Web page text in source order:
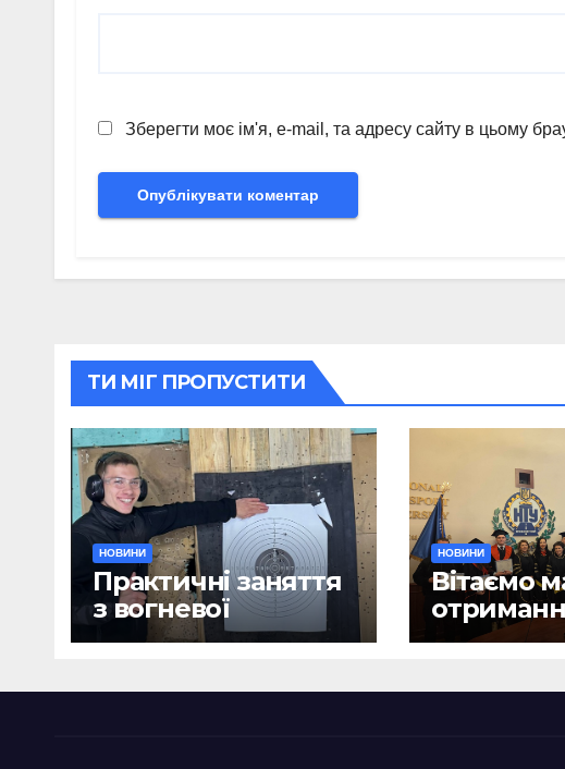
Зберегти моє ім'я, e-mail, та адресу сайту в цьому
ТИ МІГ ПРОПУСТИТИ
НОВИНИ
Практичні заняття
з вогневої
підготовки
НОВИНИ
Вітаємо